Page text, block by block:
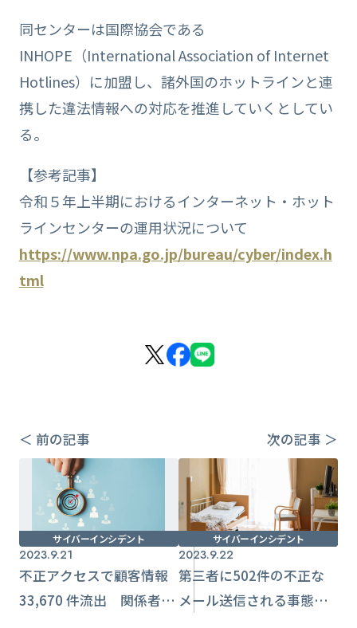
同センターは国際協会である
INHOPE（International Association of Internet
Hotlines）に加盟し、諸外国のホットラインと連
携した違法情報への対応を推進していくとしてい
る。
【参考記事】
令和５年上半期におけるインターネット・ホット
ラインセンターの運用状況について
https://www.npa.go.jp/bureau/cyber/index.h
tml
＜ 前の記事 次の記事 ＞
サイバーインシデント
2023.9.21
不正アクセスで顧客情報
33,670 件流出 関係者か
サイバーインシデント
2023.9.22
第三者に502件の不正な
メール送信される事態